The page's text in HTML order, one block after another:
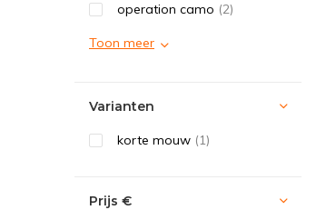
operation camo (2)
Toon meer
Varianten
korte mouw (1)
Prijs €